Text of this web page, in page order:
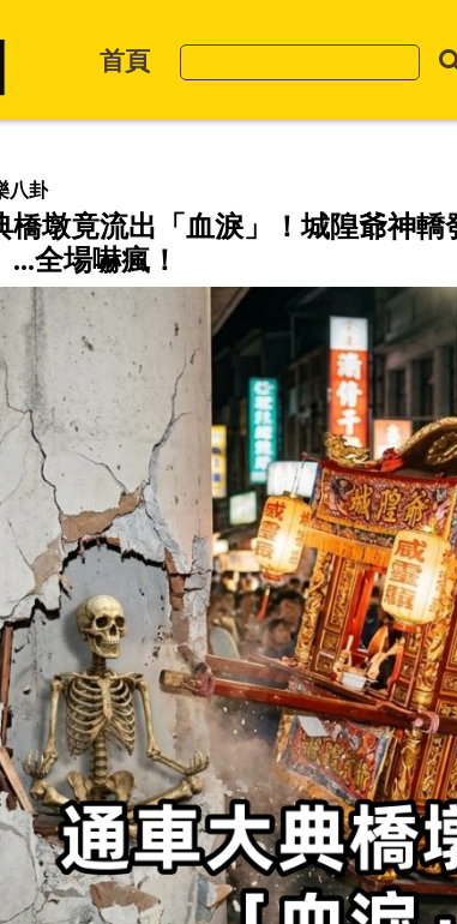
首頁
八卦
橋墩竟流出「血淚」！城隍爺神
...全場嚇瘋！